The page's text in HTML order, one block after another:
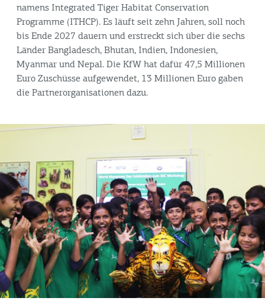
namens Integrated Tiger Habitat Conservation
Programme (ITHCP). Es läuft seit zehn Jahren, soll noch
bis Ende 2027 dauern und erstreckt sich über die sechs
Länder Bangladesch, Bhutan, Indien, Indonesien,
Myanmar und Nepal. Die KfW hat dafür 47,5 Millionen
Euro Zuschüsse aufgewendet, 13 Millionen Euro gaben
die Partnerorganisationen dazu.